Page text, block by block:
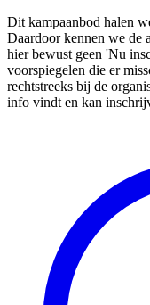
Dit kampaanbod halen
Daardoor kennen we de
hier bewust geen 'Nu
voorspiegelen die er
rechtstreeks bij de
info vindt en kan